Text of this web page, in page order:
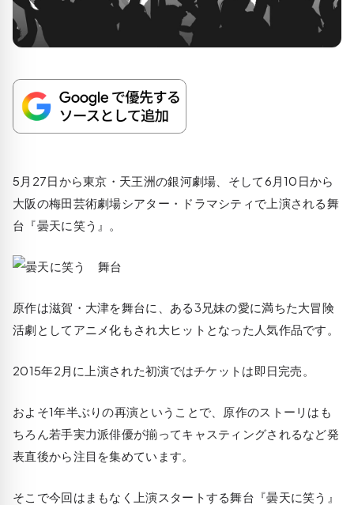
5月27日から東京・天王洲の銀河劇場、そして6月10日から
大阪の梅田芸術劇場シアター・ドラマシティで上演される舞
台『曇天に笑う』。
原作は滋賀・大津を舞台に、ある3兄妹の愛に満ちた大冒険
活劇としてアニメ化もされ大ヒットとなった人気作品です。
2015年2月に上演された初演ではチケットは即日完売。
およそ1年半ぶりの再演ということで、原作のストーリはも
ちろん若手実力派俳優が揃ってキャスティングされるなど発
表直後から注目を集めています。
そこで今回はまもなく上演スタートする舞台『曇天に笑う』